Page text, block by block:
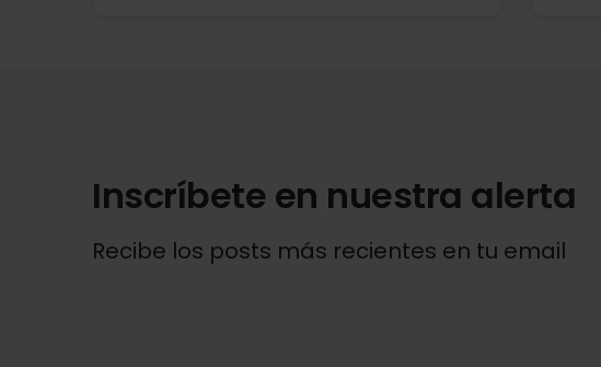
Inscríbete en nuestra alerta
Recibe los posts más recientes en tu email